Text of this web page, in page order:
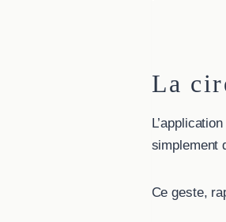
La
simplement
Ce geste,